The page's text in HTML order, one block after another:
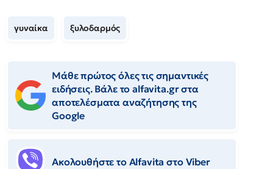
γυναίκα ξυλοδαρμός
Μάθε πρώτος όλες τις σημαντικές
ειδήσεις. Βάλε το alfavita.gr στα
αποτελέσματα αναζήτησης της
Google
Ακολουθήστε το Αlfavita στο Viber